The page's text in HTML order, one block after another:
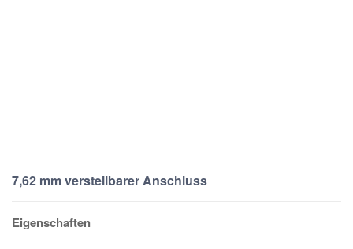
7,62 mm verstellbarer Anschluss
Eigenschaften